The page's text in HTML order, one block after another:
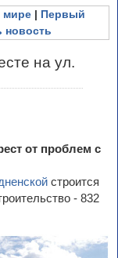
мире| Первый
на ул.
от проблем с
строится
- 832